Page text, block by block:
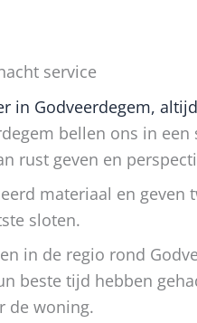
service
in Godveerdegem,
bellen ons in een
rust geven en
materiaal en geven
sloten.
in de regio rond
beste tijd hebben
de woning.